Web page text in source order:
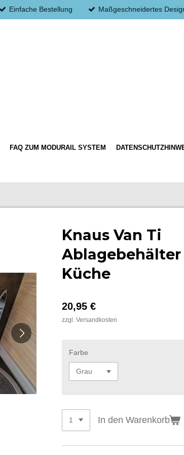
Einfache Bestellung Maßgeschneidertes
FAQ ZUM MODURAIL SYSTEM
Knaus Van Ti
Küche
20,95 €
zzgl. Versandkosten
Farbe
In den Warenkorb